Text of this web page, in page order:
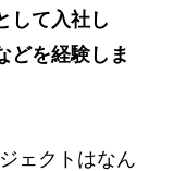
して入社し
どを経験しま
ェクトはなん